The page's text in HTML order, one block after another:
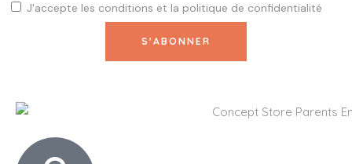
J'accepte les conditions et la politique de confidentialité